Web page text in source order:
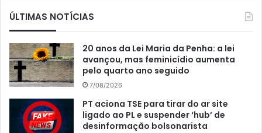
ÚLTIMAS NOTÍCIAS
20 anos da Lei Maria da Penha: a lei
avançou, mas feminicídio aumenta
pelo quarto ano seguido
7/08/2026
PT aciona TSE para tirar do ar site
ligado ao PL e suspender ‘hub’ de
desinformação bolsonarista